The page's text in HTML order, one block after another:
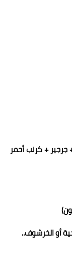
+ كرنب أحمر
أو الخرشوف..